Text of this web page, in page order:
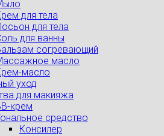
для тела
для тела
для ванны
согревающий
масло
масло
уход
для макияжа
крем
средство
Консилер